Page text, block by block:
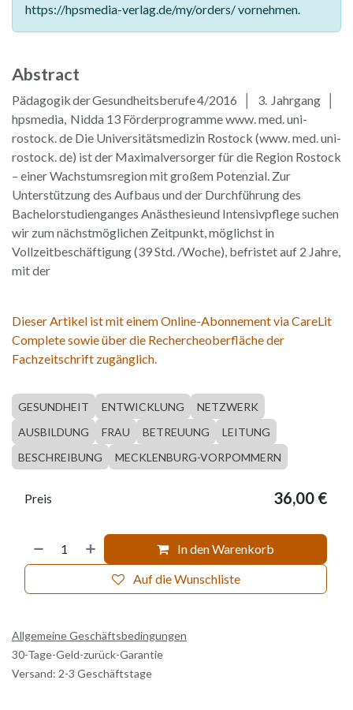
https://hpsmedia-verlag.de/my/orders/ vornehmen.
Abstract
Pädagogik der Gesundheitsberufe 4/2016 │ 3. Jahrgang │
hpsmedia, Nidda 13 Förderprogramme www. med. uni-
rostock. de Die Universitätsmedizin Rostock (www. med. uni-
rostock. de) ist der Maximalversorger für die Region Rostock
– einer Wachstumsregion mit großem Potenzial. Zur
Unterstützung des Aufbaus und der Durchführung des
Bachelorstudienganges Anästhesieund Intensivpflege suchen
wir zum nächstmöglichen Zeitpunkt, möglichst in
Vollzeitbeschäftigung (39 Std. /Woche), befristet auf 2 Jahre,
mit der
Dieser Artikel ist mit einem Online-Abonnement via CareLit
Complete sowie über die Rechercheoberfläche der
Fachzeitschrift zugänglich.
GESUNDHEIT ENTWICKLUNG
NETZWERK
AUSBILDUNG
FRAU BETREUUNG
LEITUNG
BESCHREIBUNG
MECKLENBURG-VORPOMMERN
In den Warenkorb
Auf die Wunschliste
Preis 36,00 €
Allgemeine Geschäftsbedingungen
30-Tage-Geld-zurück-Garantie
Versand: 2-3 Geschäftstage